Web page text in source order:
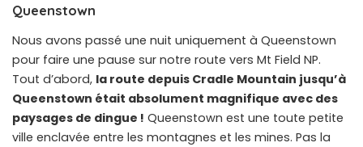
Queenstown
Nous avons passé une nuit uniquement à Queenstown
pour faire une pause sur notre route vers Mt Field NP.
Tout d’abord, la route depuis Cradle Mountain jusqu’à
Queenstown était absolument magnifique avec des
paysages de dingue ! Queenstown est une toute petite
ville enclavée entre les montagnes et les mines. Pas la